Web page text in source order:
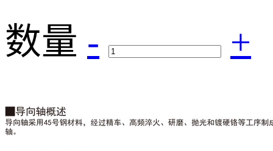
数量 - +